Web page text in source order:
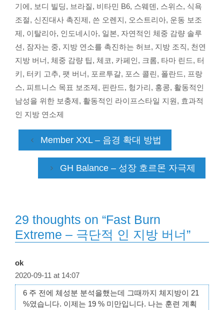
기에, 보디 빌딩, 브라질, 비타민 B6, 스웨덴, 스위스, 식욕
조절, 신진대사 촉진제, 쓴 오렌지, 오스트리아, 운동 보조
제, 이탈리아, 인도네시아, 일본, 자연적인 체중 감량 솔루
션, 잠자는 중, 지방 연소를 촉진하는 허브, 지방 조직, 천연
지방 버너, 체중 감량 팁, 체코, 카페인, 크롬, 타마 린드, 터
키, 터키 고추, 팻 버너, 포르투갈, 포스 콜린, 폴란드, 프랑
스, 피트니스 목표 보조제, 핀란드, 헝가리, 홍콩, 활동적인
남성을 위한 보충제, 활동적인 라이프스타일 지원, 효과적
인 지방 연소제
Member XXL – 음경 확대 방법
GH Balance – 성장 호르몬 자극제
29 thoughts on “Fast Burn
Extreme – 극단적 인 지방 버너”
ok
2020-09-11 at 14:07
6 주 전에 체성분 분석을했는데 그때까지 체지방이 21
%였습니다. 이제는 19 % 미만입니다. 나는 훈련 계획